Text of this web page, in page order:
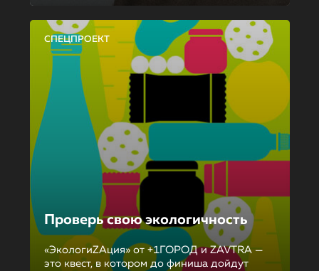
СПЕЦПРОЕКТ
Проверь свою экологичность
«ЭкологиZAция» от +1ГОРОД и ZAVTRA —
это квест, в котором до финиша дойдут